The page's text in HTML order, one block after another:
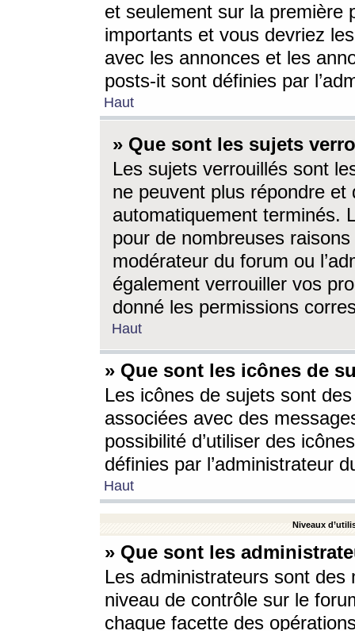
et seulement sur la première
importants et vous devriez
avec les annonces et les
posts-it sont définies par
Haut
» Que sont les sujets
Les sujets verrouillés sont
ne peuvent plus répondre
automatiquement terminés.
pour de nombreuses
modérateur du forum ou
également verrouiller vos
donné les permissions
Haut
» Que sont les icônes de
Les icônes de sujets sont
associées avec des
possibilité d’utiliser des
définies par l’administrateur
Haut
Niveaux
» Que sont les
Les administrateurs sont
niveau de contrôle sur le
chaque facette des